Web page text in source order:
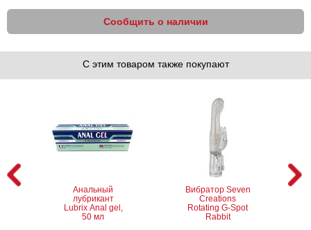
Сообщить о наличии
С этим товаром также покупают
Анальный
лубрикант
Lubrix Anal gel,
50 мл
Вибратор Seven
Creations
Rotating G-Spot
Rabbit